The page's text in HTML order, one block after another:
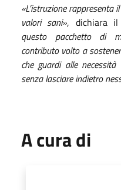
«L’istruzione
valori sani», dichiara il
questo pacchetto di
contributo volto a
che guardi alle
senza lasciare indietro
A cura di